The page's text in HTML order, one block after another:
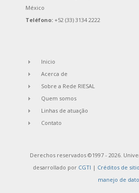
México
Teléfono: +52 (33) 3134 2222
Inicio
Acerca de
Sobre a Rede RIESAL
Quem somos
Linhas de atuação
Contato
Derechos reservados ©1997 - 2026.
desarrollado por CGTI | Créditos de sitio
manejo de